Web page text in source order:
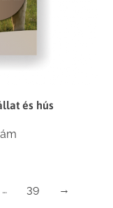
és hús
… 39 →